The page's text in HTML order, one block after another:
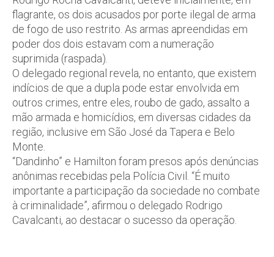
flagrante, os dois acusados por porte ilegal de arma
de fogo de uso restrito. As armas apreendidas em
poder dos dois estavam com a numeração
suprimida (raspada).
O delegado regional revela, no entanto, que existem
indícios de que a dupla pode estar envolvida em
outros crimes, entre eles, roubo de gado, assalto a
mão armada e homicídios, em diversas cidades da
região, inclusive em São José da Tapera e Belo
Monte.
“Dandinho” e Hamilton foram presos após denúncias
anônimas recebidas pela Polícia Civil. “É muito
importante a participação da sociedade no combate
à criminalidade”, afirmou o delegado Rodrigo
Cavalcanti, ao destacar o sucesso da operação.